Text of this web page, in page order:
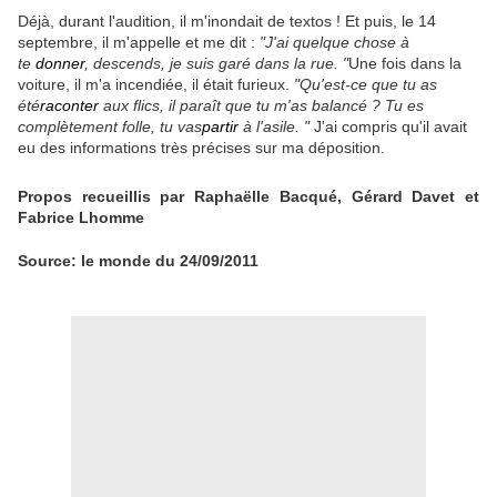
Déjà, durant l'audition, il m'inondait de textos ! Et puis, le 14
septembre, il m'appelle et me dit : "J'ai quelque chose à
te donner, descends, je suis garé dans la rue. "Une fois dans la
voiture, il m'a incendiée, il était furieux. "Qu'est-ce que tu as
étéraconter aux flics, il paraît que tu m'as balancé ? Tu es
complètement folle, tu vaspartir à l'asile. "J'ai compris qu'il avait
eu des informations très précises sur ma déposition.
Propos recueillis par Raphaëlle Bacqué, Gérard Davet et
Fabrice Lhomme
Source: le monde du 24/09/2011